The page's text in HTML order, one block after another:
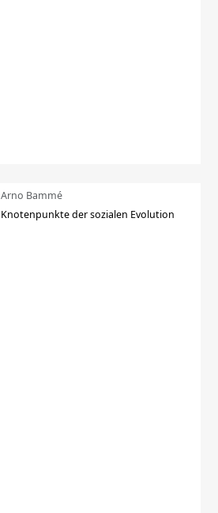
Arno Bammé
Knotenpunkte der sozialen Evolution